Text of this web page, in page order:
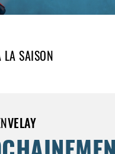
LA SAISON
VELAY